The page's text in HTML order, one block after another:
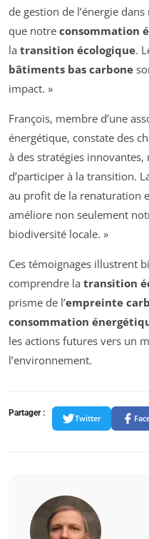
de gestion de l’énergie
que notre consommation
la transition écologique.
bâtiments bas carbone
impact. »
François, membre d’une
énergétique, constate des
à des stratégies
d’participer à la transition.
au profit de la renaturation
améliore non seulement
biodiversité locale. »
Ces témoignages illustrent
comprendre la transition
prisme de l’empreinte
consommation
les actions futures vers un
l’environnement.
Partager :
Twitter